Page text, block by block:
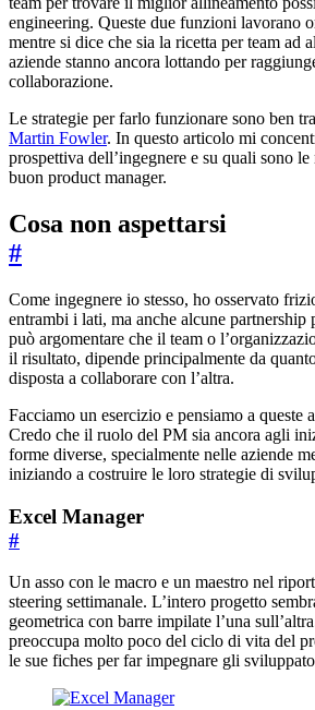
engineering. Queste due funzioni lavorano
mentre si dice che sia la ricetta per team ad
aziende stanno ancora lottando per
collaborazione.
Le strategie per farlo funzionare sono ben
Martin Fowler. In questo articolo mi
prospettiva dell’ingegnere e su quali sono le
buon product manager.
Cosa non aspettarsi
#
Come ingegnere io stesso, ho osservato
entrambi i lati, ma anche alcune partnership
può argomentare che il team o
il risultato, dipende principalmente da
disposta a collaborare con l’altra.
Facciamo un esercizio e pensiamo a queste
Credo che il ruolo del PM sia ancora agli
forme diverse, specialmente nelle aziende
iniziando a costruire le loro strategie di
Excel Manager
#
Un asso con le macro e un maestro nel
steering settimanale. L’intero progetto
geometrica con barre impilate l’una
preoccupa molto poco del ciclo di vita del
le sue fiches per far impegnare gli